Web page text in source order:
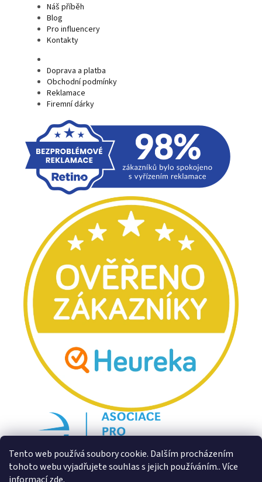
Tento web používá soubory cookie. Dalším procházením
tohoto webu vyjadřujete souhlas s jejich používáním.. Více
Náš příběh
Blog
Pro influencery
Kontakty
Doprava a platba
Obchodní podmínky
Reklamace
Firemní dárky